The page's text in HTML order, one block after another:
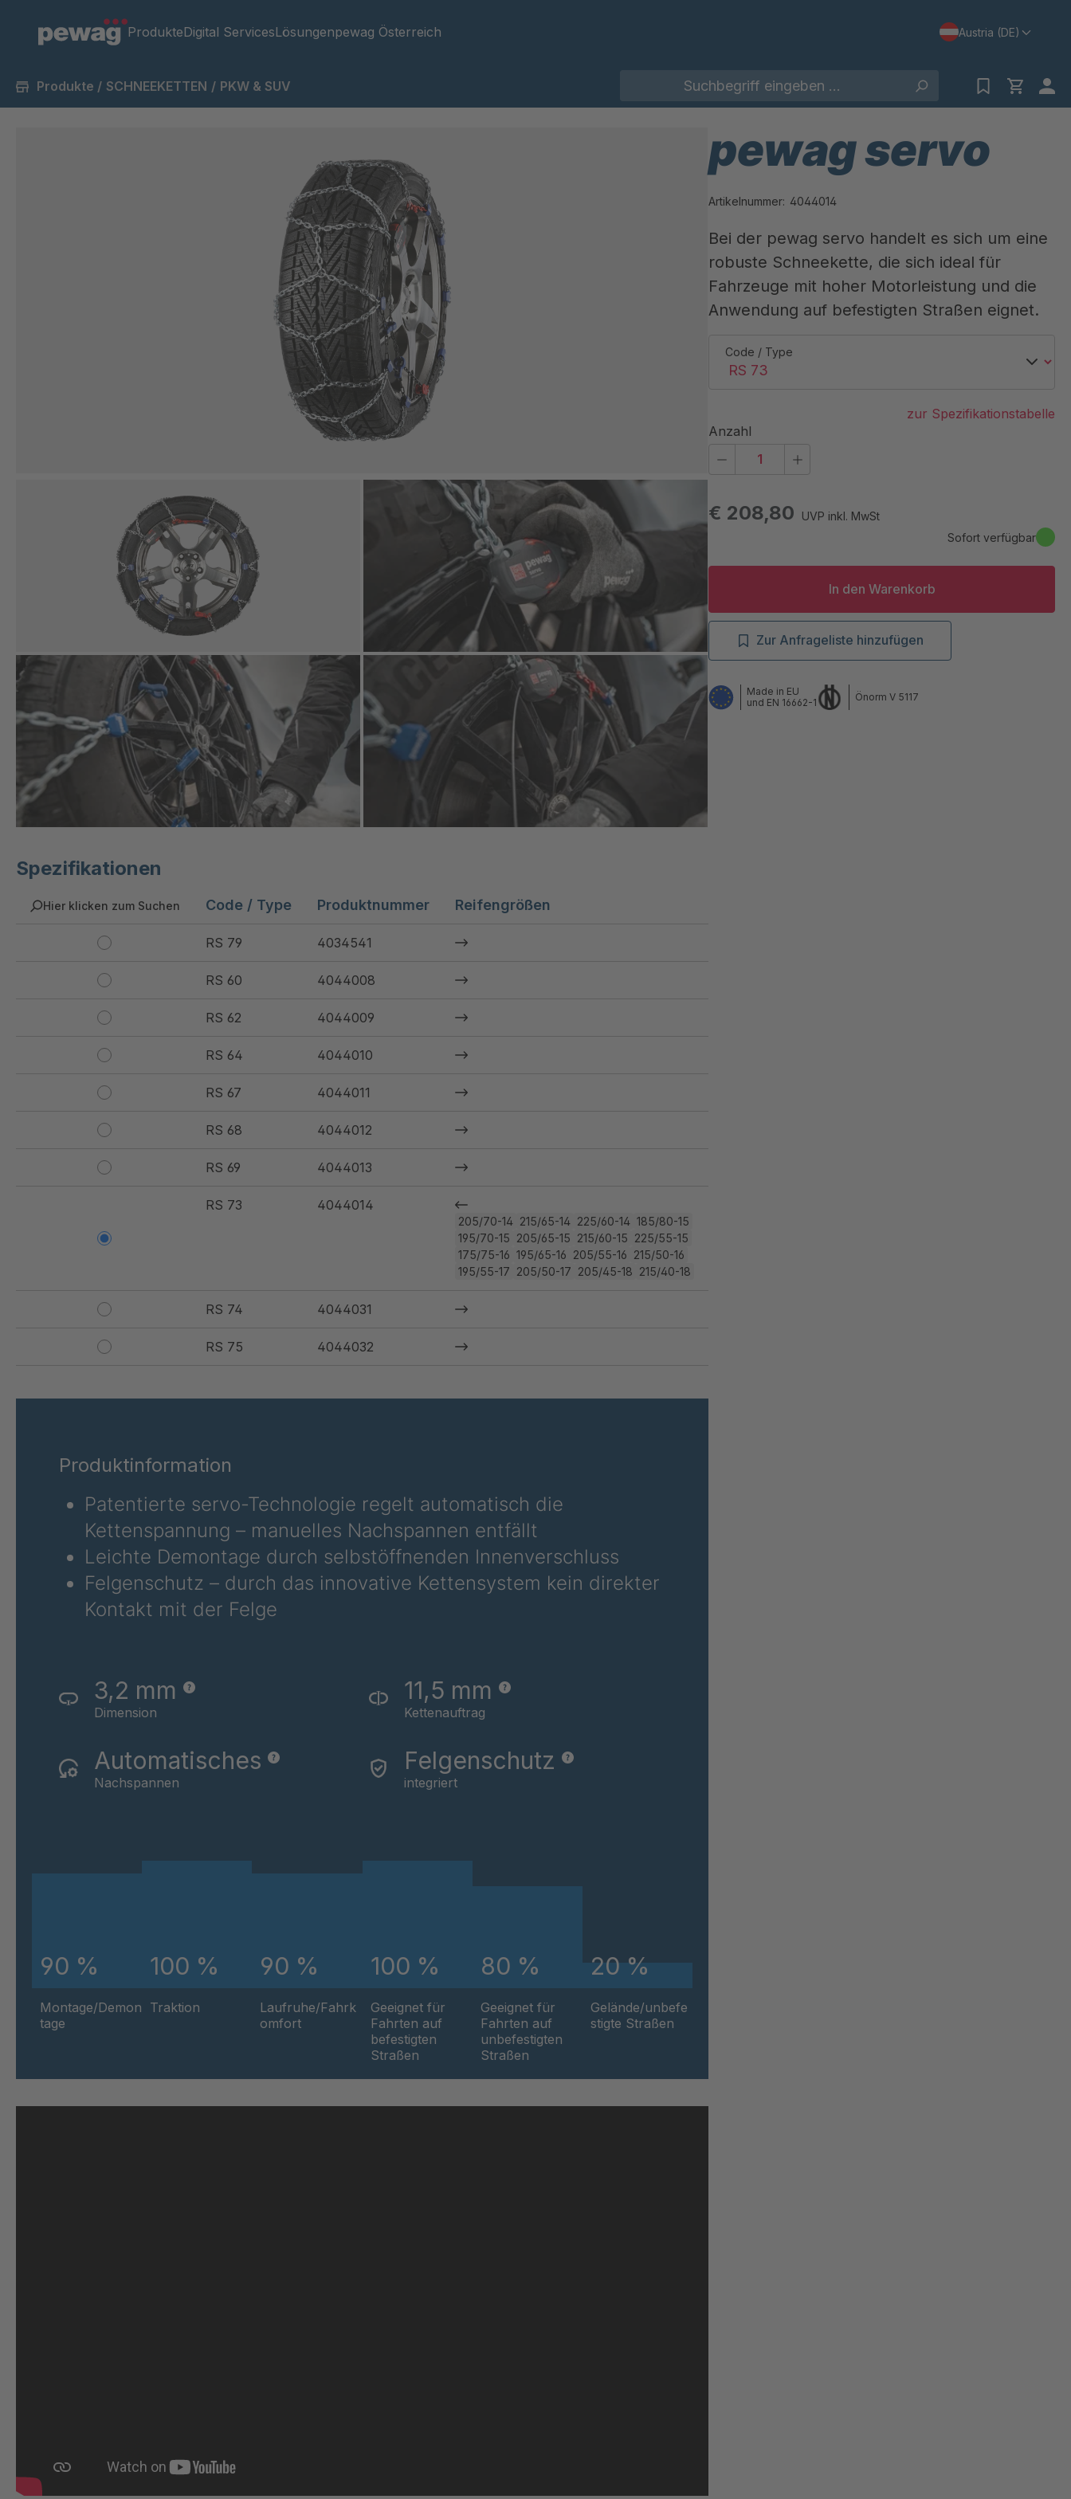
ProdukteDigital ServicesLösungenpewag Österreich Austria (DE)
Produkte / SCHNEEKETTEN / PKW & SUV
Spezifikationen
Hier klicken zum Suchen Code / Type Produktnummer Reifengrößen
RS 79 4034541
RS 60 4044008
RS 62 4044009
RS 64 4044010
RS 67 4044011
RS 68 4044012
RS 69 4044013
RS 73 4044014
205/70-14 215/65-14 225/60-14 185/80-15
195/70-15 205/65-15 215/60-15 225/55-15
175/75-16 195/65-16 205/55-16 215/50-16
195/55-17 205/50-17 205/45-18 215/40-18
RS 74 4044031
RS 75 4044032
RS 80
Produktinformation
Patentierte servo-Technologie regelt automatisch die
Kettenspannung – manuelles Nachspannen entfällt
Leichte Demontage durch selbstöffnenden Innenverschluss
Felgenschutz – durch das innovative Kettensystem kein direkter
Kontakt mit der Felge
3,2 mm
Dimension
11,5 mm
Kettenauftrag
Automatisches
Nachspannen
Felgenschutz
integriert
90 %
Montage/Demon
tage
100 %
Traktion
90 %
Laufruhe/Fahrk
omfort
100 %
Geeignet für
Fahrten auf
befestigten
Straßen
80 %
Geeignet für
Fahrten auf
unbefestigten
Straßen
20 %
Gelände/unbefe
stigte Straßen
pewag servo
Artikelnummer: 4044014
Bei der pewag servo handelt es sich um eine
robuste Schneekette, die sich ideal für
Fahrzeuge mit hoher Motorleistung und die
Anwendung auf befestigten Straßen eignet.
€ 208,80
UVP inkl. MwSt
Sofort verfügbar
Code / Type
zur Spezifikationstabelle
Anzahl
In den Warenkorb
Zur Anfrageliste hinzufügen
Made in EU
und EN 16662-1
Önorm V 5117